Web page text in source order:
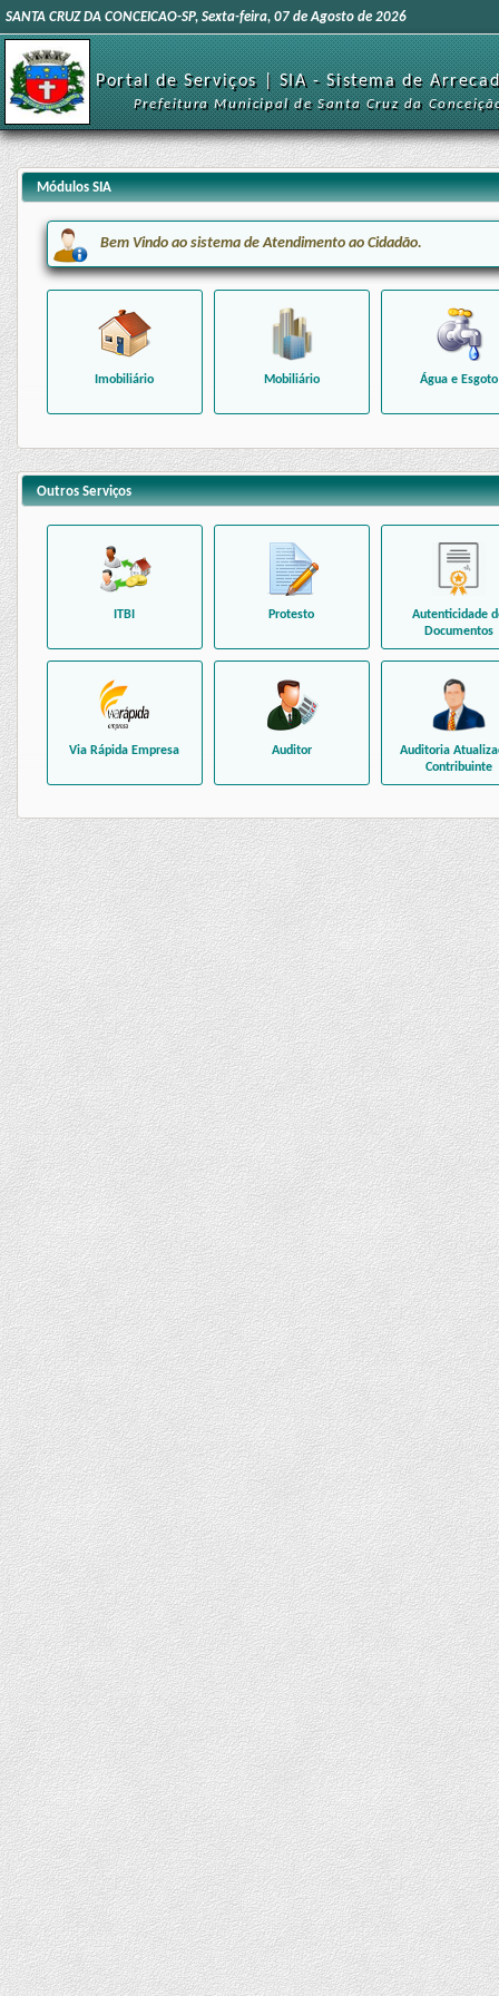
SANTA CRUZ DA CONCEICAO-SP, Sexta-feira, 07 de Agosto de 2026
Portal de Serviços | SIA - Sistema de
Prefeitura Municipal de Santa Cruz da
Módulos SIA
Bem Vindo ao sistema de Atendimento ao Cidadão.
Imobiliário Mobiliário Água e Esgoto
Outros Serviços
ITBI Protesto
Autenticidade
Documentos
Via Rápida Empresa Auditor
Auditoria
Contribuinte